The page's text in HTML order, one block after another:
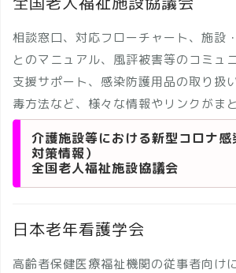
相談窓口、対応フローチャート、施設
とのマニュアル、風評被害等のコミュ
支援サポート、感染防護用品の取り扱
毒方法など、様々な情報やリンクがま
介護施設等における新型コロナ
対策情報）
全国老人福祉施設協議会
日本老年看護学会
高齢者保健医療福祉機関の従事者向け